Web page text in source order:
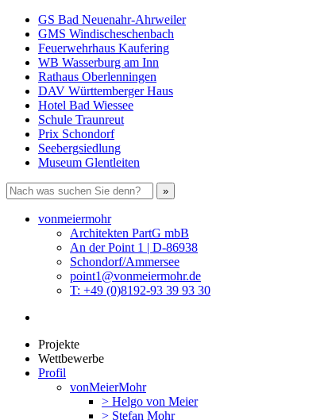
GS Bad Neuenahr-Ahrweiler
GMS Windischeschenbach
Feuerwehrhaus Kaufering
WB Wasserburg am Inn
Rathaus Oberlenningen
DAV Württemberger Haus
Hotel Bad Wiessee
Schule Traunreut
Prix Schondorf
Seebergsiedlung
Museum Glentleiten
vonmeiermohr
Architekten PartG mbB
An der Point 1 | D-86938
Schondorf/Ammersee
point1@vonmeiermohr.de
T: +49 (0)8192-93 39 93 30
Projekte
Wettbewerbe
Profil
vonMeierMohr
> Helgo von Meier
> Stefan Mohr